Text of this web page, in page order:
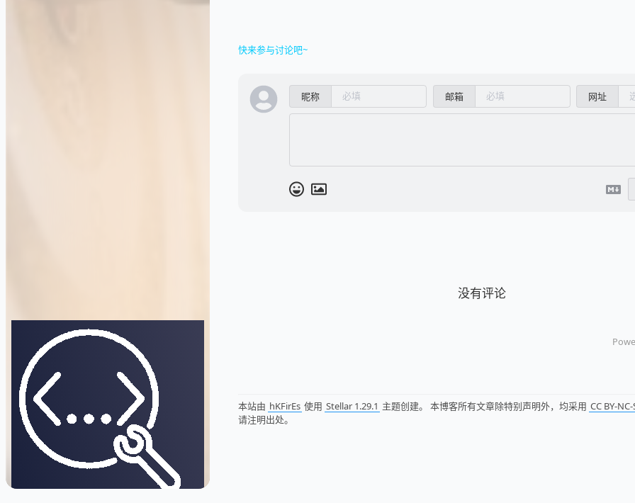
快来参与讨论吧~
昵称 邮箱 网址
没有评论
本站由 hKFirEs 使用 Stellar 1.29.1 主题创建。 本博客所有文章除特别声明外，均采用 CC BY-
请注明出处。